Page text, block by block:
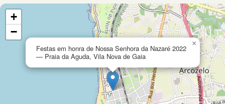
Festas em honra de Nossa Senhora da Nazaré 2022
— Praia da Aguda, Vila Nova de Gaia
×
+
−